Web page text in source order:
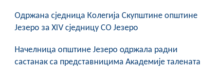
Oдржана сједница Колегија Скупштине општине
Језеро за XIV сједницу СО Језеро
Начелница општине Језеро одржала радни
састанак са представницима Академије талената